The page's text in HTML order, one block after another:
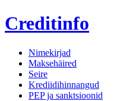
Creditinfo
Nimekirjad
Maksehäired
Seire
Krediidihinnangud
PEP ja sanktsioonid